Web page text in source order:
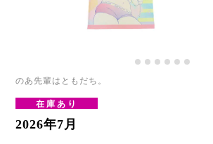
のあ先輩はともだち。
在庫あり
2026年7月